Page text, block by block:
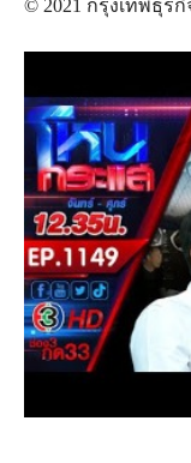
© 2021 กรุงเทพธุรกิ